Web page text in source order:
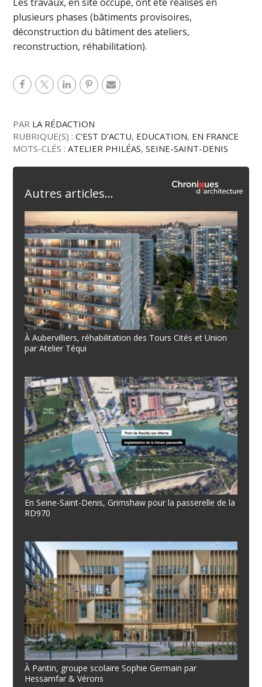
plusieurs phases (bâtiments provisoires,
déconstruction du bâtiment des ateliers,
reconstruction, réhabilitation).
PAR LA RÉDACTION
RUBRIQUE(S) :C'EST D'ACTU, EDUCATION, EN FRANCE
MOTS-CLÉS :ATELIER PHILÉAS,SEINE-SAINT-DENIS
Autres articles...
À Aubervilliers, réhabilitation des Tours Cités et Union
par Atelier Téqui
En Seine-Saint-Denis, Grimshaw pour la passerelle de la
RD970
À Pantin, groupe scolaire Sophie Germain par
Hessamfar & Vérons